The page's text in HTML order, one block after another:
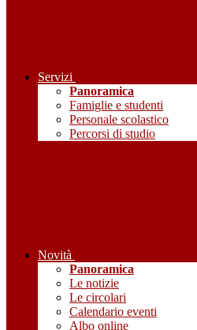
Servizi
Panoramica
Famiglie e studenti
Personale scolastico
Percorsi di studio
Novità
Panoramica
Le notizie
Le circolari
Calendario eventi
Albo online